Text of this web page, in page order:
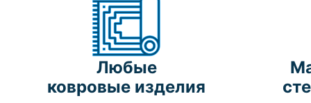
Любые
ковровые изделия